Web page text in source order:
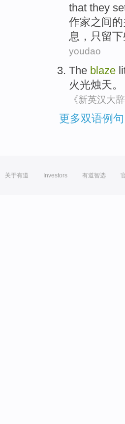
that they
作家之间
息 ，只留
youdao
The blaze
火光烛天。
《新英汉大辞
更多双语例句
关于有道 Investors 有道智选